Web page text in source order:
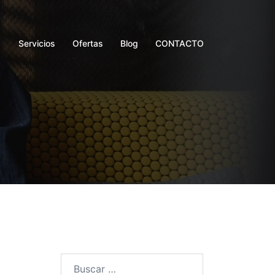
Servicios Ofertas Blog CONTACTO